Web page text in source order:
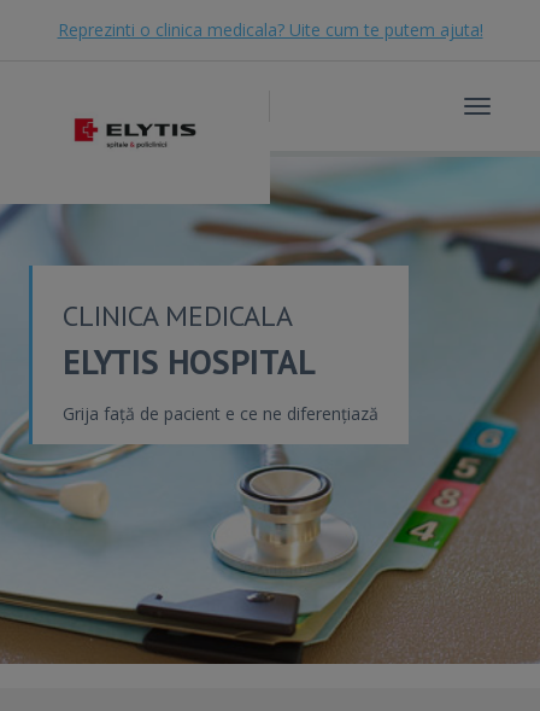
Reprezinti o clinica medicala? Uite cum te putem ajuta!
Toggle
CLINICA MEDICALA
ELYTIS HOSPITAL
Grija față de pacient e ce ne diferențiază